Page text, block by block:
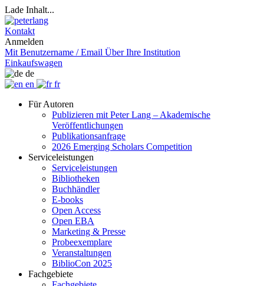
Lade Inhalt...
Kontakt
Anmelden
Mit Benutzername / Email Über Ihre Institution
Einkaufswagen
de
en
fr
Für Autoren
Publizieren mit Peter Lang – Akademische
Veröffentlichungen
Publikationsanfrage
2026 Emerging Scholars Competition
Serviceleistungen
Serviceleistungen
Bibliotheken
Buchhändler
E-books
Open Access
Open EBA
Marketing & Presse
Probeexemplare
Veranstaltungen
BiblioCon 2025
Fachgebiete